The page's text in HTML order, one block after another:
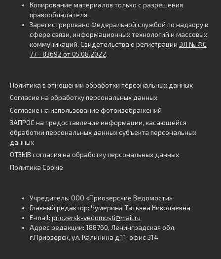
Копирование материалов только с разрешения
правообладателя.
Зарегистрировано Федеральной службой по надзору в
сфере связи, информационных технологий и массовых
коммуникаций. Свидетельства о регистрации ЭЛ № ФС
77 - 83692 от 05.08.2022.
Политика в отношении обработки персональных данных
Согласие на обработку персональных данных
Согласие на использование фотоизображений
ЗАПРОС на предоставление информации, касающейся
обработки персональных данных субъекта персональных
данных
ОТЗЫВ согласия на обработку персональных данных
Политика Cookie
Учредитель: ООО «Приозерские Ведомости»
Главный редактор: Чумерина Татьяна Николаевна
E-mail: priozersk-vedomosti@mail.ru
Адрес редакции: 188760, Ленинградская обл,
г.Приозерск, ул. Калинина д.11, офис 314